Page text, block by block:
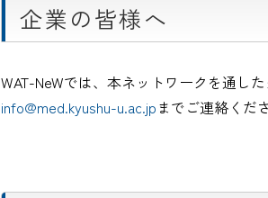
企業の皆様へ
WAT-NeWでは、本ネットワークを通し
info@med.kyushu-u.ac.jpまでご連絡くだ